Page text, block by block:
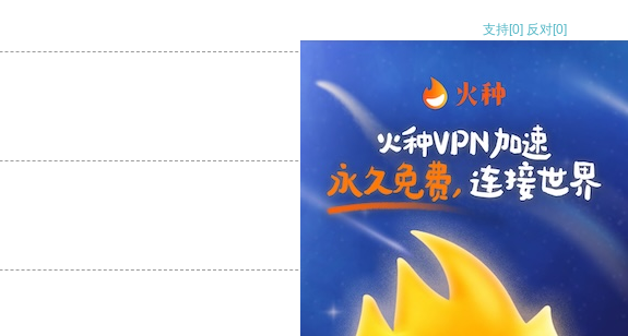
支持[0] 反对[0]
支持[0] 反对
支持